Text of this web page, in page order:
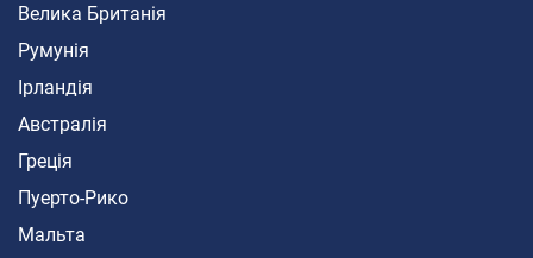
Велика Британія
Румунія
Ірландія
Австралія
Греція
Пуерто-Рико
Мальта